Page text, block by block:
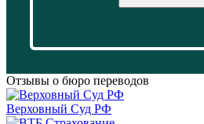
Отзывы о бюро переводов
Верховный Суд РФ